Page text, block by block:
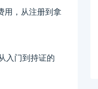
用，从注册到拿
入门到持证的
金量
机